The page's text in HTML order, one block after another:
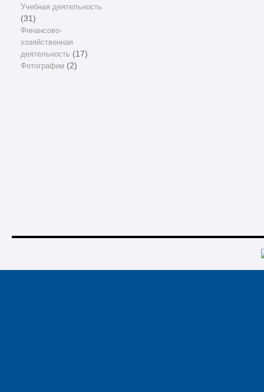
Учебная деятельность
(31)
Финансово-
хозяйственная
деятельность (17)
Фотографии(2)